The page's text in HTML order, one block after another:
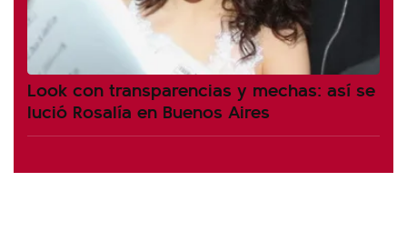
Look con transparencias y mechas: así se
lució Rosalía en Buenos Aires